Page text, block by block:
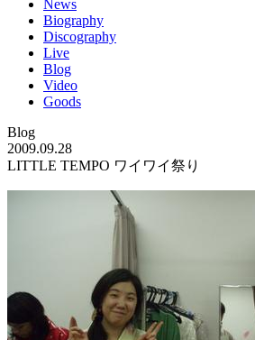
News
Biography
Discography
Live
Blog
Video
Goods
Blog
2009.09.28
LITTLE TEMPO ワイワイ祭り